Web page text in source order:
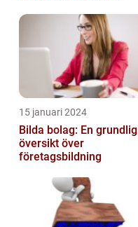
15 januari 2024
Bilda bolag: En grundlig
översikt över
företagsbildning